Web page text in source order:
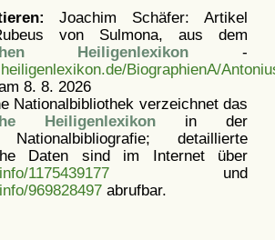
Joachim Schäfer: Artikel
von Sulmona, aus dem
Heiligenlexikon -
BiographienA/
8. 8. 2026
Nationalbibliothek verzeichnet das
Heiligenlexikonin der
Nationalbibliografie; detaillierte
Daten sind im Internet über
1175439177und
969828497abrufbar.